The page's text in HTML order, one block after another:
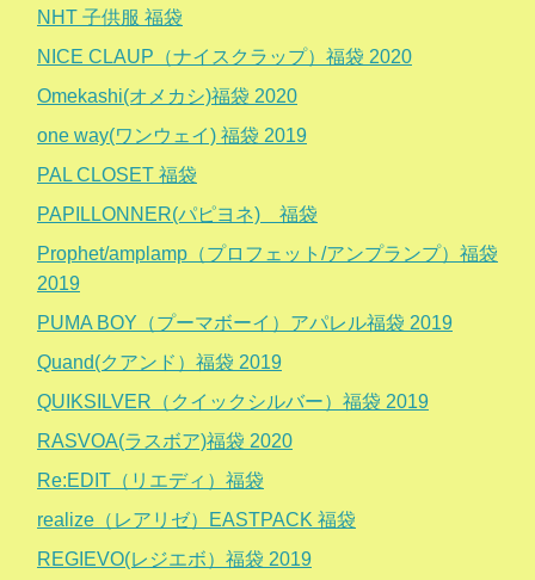
NHT 子供服 福袋
NICE CLAUP（ナイスクラップ）福袋 2020
Omekashi(オメカシ)福袋 2020
one way(ワンウェイ) 福袋 2019
PAL CLOSET 福袋
PAPILLONNER(パピヨネ) 福袋
Prophet/amplamp（プロフェット/アンプランプ）福袋
2019
PUMA BOY（プーマボーイ）アパレル福袋 2019
Quand(クアンド）福袋 2019
QUIKSILVER（クイックシルバー）福袋 2019
RASVOA(ラスボア)福袋 2020
Re:EDIT（リエディ）福袋
realize（レアリゼ）EASTPACK 福袋
REGIEVO(レジエボ）福袋 2019